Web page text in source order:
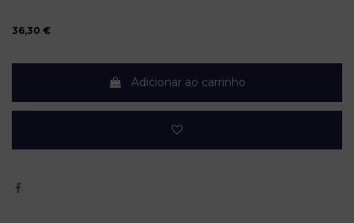
36,30 €
Adicionar ao carrinho